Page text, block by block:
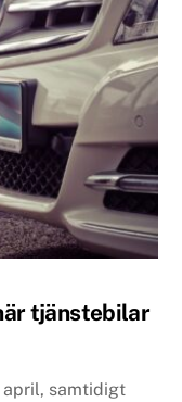
tjänstebilar
samtidigt